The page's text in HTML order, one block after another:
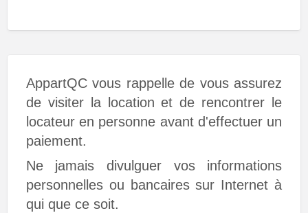
AppartQC vous rappelle de vous assurez
de visiter la location et de rencontrer le
locateur en personne avant d'effectuer un
paiement.
Ne jamais divulguer vos informations
personnelles ou bancaires sur Internet à
qui que ce soit.